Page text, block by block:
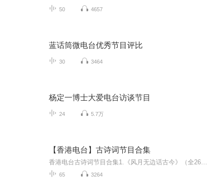
50 4657
蓝话筒微电台优秀节目评比
30 3464
杨定一博士大爱电台访谈节目
24 5.7万
【香港电台】古诗词节目合集
65 3264